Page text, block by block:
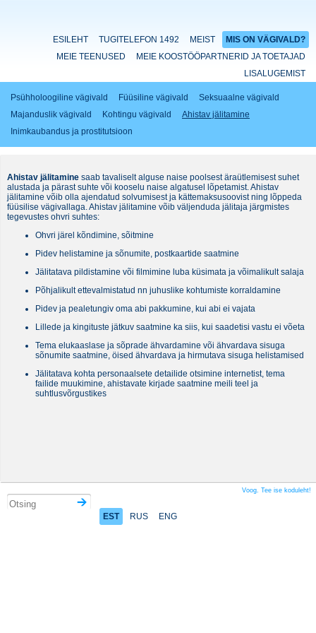
ESILEHT TUGITELEFON 1492 MEIST
MIS ON VÄGIVALD?
MEIE TEENUSED
MEIE KOOSTÖÖPARTNERID JA TOETAJAD
LISALUGEMIST
Psühholoogiline vägivald Füüsiline vägivald
Seksuaalne vägivald
Majanduslik vägivald
Kohtingu vägivald
Ahistav jälitamine
Inimkaubandus ja prostitutsioon
Ahistav jälitamine saab tavaliselt alguse naise poolsest äraütlemisest suhet
alustada ja pärast suhte või kooselu naise algatusel lõpetamist. Ahistav
jälitamine võib olla ajendatud solvumisest ja kättemaksusoovist ning lõppeda
füüsilise vägivallaga. Ahistav jälitamine võib väljenduda jälitaja järgmistes
tegevustes ohvri suhtes:
Ohvri järel kõndimine, sõitmine
Pidev helistamine ja sõnumite, postkaartide saatmine
Jälitatava pildistamine või filmimine luba küsimata ja võimalikult salaja
Põhjalikult ettevalmistatud nn juhuslike kohtumiste korraldamine
Pidev ja pealetungiv oma abi pakkumine, kui abi ei vajata
Lillede ja kingituste jätkuv saatmine ka siis, kui saadetisi vastu ei võeta
Tema elukaaslase ja sõprade ähvardamine või ähvardava sisuga
sõnumite saatmine, öised ähvardava ja hirmutava sisuga helistamised
Jälitatava kohta personaalsete detailide otsimine internetist, tema
failide muukimine, ahistavate kirjade saatmine meili teel ja
suhtlusvõrgustikes
Voog. Tee ise koduleht!
EST RUS ENG